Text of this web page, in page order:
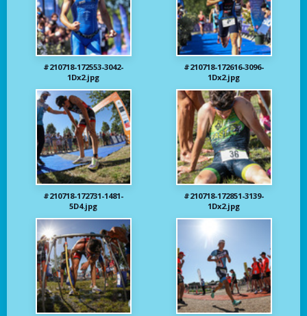
#210718-172553-3042-
1Dx2.jpg
#210718-172616-3096-
1Dx2.jpg
#210718-172731-1481-
5D4.jpg
#210718-172851-3139-
1Dx2.jpg